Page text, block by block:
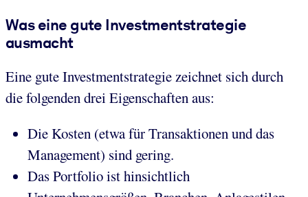
Was eine gute Investmentstrategie
ausmacht
Eine gute Investmentstrategie zeichnet sich durch
die folgenden drei Eigenschaften aus:
Die Kosten (etwa für Transaktionen und das
Management) sind gering.
Das Portfolio ist hinsichtlich